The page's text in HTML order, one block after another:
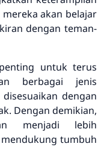
akan belajar
dengan teman-
untuk terus
berbagai jenis
dengan
Dengan demikian,
menjadi lebih
tumbuh